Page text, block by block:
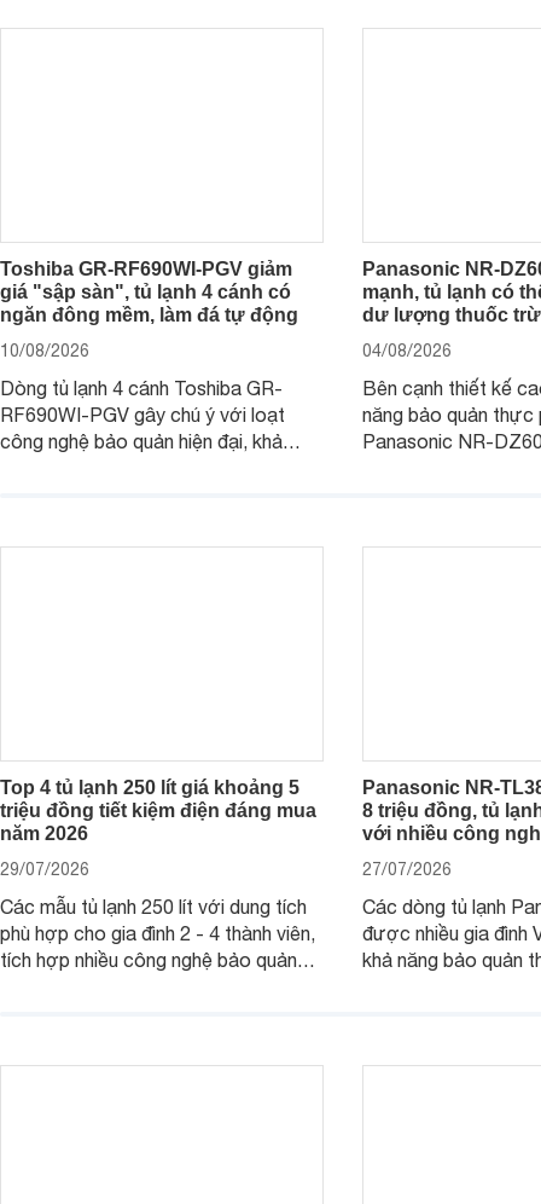
Toshiba GR-RF690WI-PGV giảm
giá "sập sàn", tủ lạnh 4 cánh có
ngăn đông mềm, làm đá tự động
10/08/2026
Dòng tủ lạnh 4 cánh Toshiba GR-
RF690WI-PGV gây chú ý với loạt
công nghệ bảo quản hiện đại, khả
Panasonic NR-
mạnh, tủ lạnh có
dư lượng thuốc
04/08/2026
Bên cạnh thiết kế
năng bảo quản thực
Panasonic NR-
trừ sâu còn tồn
Top 4 tủ lạnh 250 lít giá khoảng 5
triệu đồng tiết kiệm điện đáng mua
năm 2026
29/07/2026
Các mẫu tủ lạnh 250 lít với dung tích
phù hợp cho gia đình 2 - 4 thành viên,
tích hợp nhiều công nghệ bảo quản
Panasonic NR-
8 triệu đồng, tủ
với nhiều công
27/07/2026
Các dòng tủ lạnh
được nhiều gia đình
khả năng bảo quản
phân khúc khiến